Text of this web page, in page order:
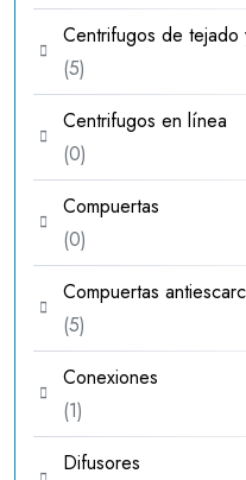
productos
Centrifugos de tejado
55
productos
Centrifugos en línea
00
productos
Compuertas
00
productos
Compuertas
55
productos
Conexiones
11
producto
Difusores